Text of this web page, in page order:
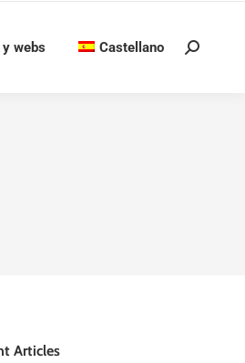
webs Castellano Buscar:
Articles